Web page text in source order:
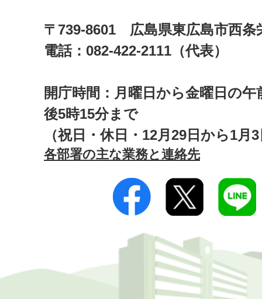
〒739-8601 広島県東広島市西
電話：082-422-2111（代表）
開庁時間：月曜日から金曜日の午
後5時15分まで
（祝日・休日・12月29日から1月
各部署の主な業務と連絡先